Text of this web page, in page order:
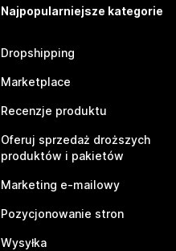
Najpopularniejsze kategorie
Dropshipping
Marketplace
Recenzje produktu
Oferuj sprzedaż droższych
produktów i pakietów
Marketing e-mailowy
Pozycjonowanie stron
Wysyłka